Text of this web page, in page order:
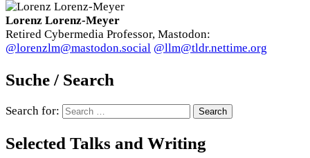
Lorenz Lorenz-Meyer
Retired Cybermedia Professor, Mastodon:
@lorenzlm@mastodon.social @llm@tldr.nettime.org
Suche / Search
Search for:
Selected Talks and Writing